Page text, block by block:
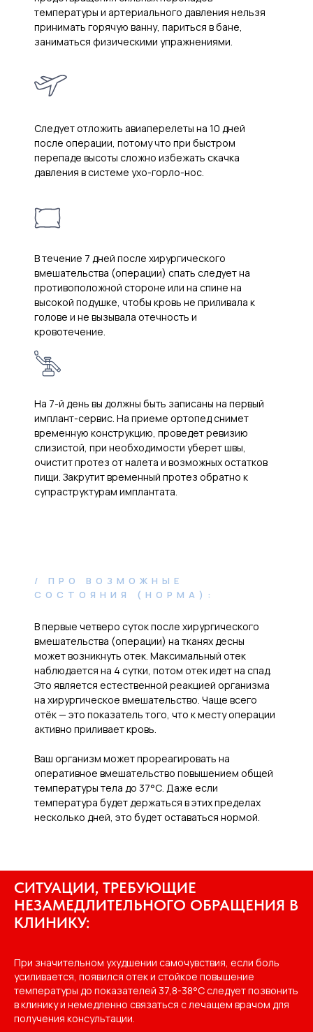
температуры и артериального давления нельзя
принимать горячую ванну, париться в бане,
заниматься физическими упражнениями.
В течение 7 дней после хирургического
вмешательства (операции) спать следует на
противоположной стороне или на спине на
высокой подушке, чтобы кровь не приливала к
голове и не вызывала отечность и
кровотечение.
На 7-й день вы должны быть записаны на первый
имплант-сервис. На приеме ортопед снимет
временную конструкцию, проведет ревизию
слизистой, при необходимости уберет швы,
очистит протез от налета и возможных остатков
пищи. Закрутит временный протез обратно к
супраструктурам имплантата.
Следует отложить авиаперелеты на 10 дней
после операции, потому что при быстром
перепаде высоты сложно избежать скачка
давления в системе ухо-горло-нос.
/ ПРО ВОЗМОЖНЫЕ
СОСТОЯНИЯ (НОРМА):
В первые четверо суток после хирургического
вмешательства (операции) на тканях десны
может возникнуть отек. Максимальный отек
наблюдается на 4 сутки, потом отек идет на спад.
Это является естественной реакцией организма
на хирургическое вмешательство. Чаще всего
отёк — это показатель того, что к месту операции
активно приливает кровь.
Ваш организм может прореагировать на
оперативное вмешательство повышением общей
температуры тела до 37°С. Даже если
температура будет держаться в этих пределах
несколько дней, это будет оставаться нормой.
СИТУАЦИИ, ТРЕБУЮЩИЕ
НЕЗАМЕДЛИТЕЛЬНОГО ОБРАЩЕНИЯ В
КЛИНИКУ:
При значительном ухудшении самочувствия, если боль
усиливается, появился отек и стойкое повышение
температуры до показателей 37,8-38°С следует позвонить
в клинику и немедленно связаться с лечащем врачом для
получения консультации.